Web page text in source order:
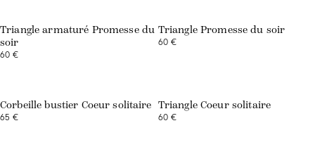
Triangle armaturé Promesse du
soir
60 €
Triangle Promesse du soir
60 €
Corbeille bustier Coeur solitaire
65 €
Triangle Coeur solitaire
60 €